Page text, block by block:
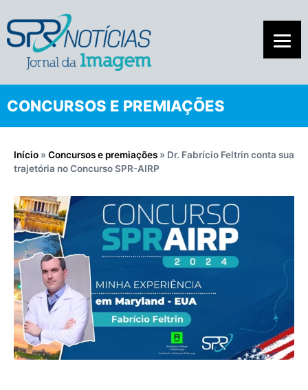
CONCURSOS E PREMIAÇÕES
Início » Concursos e premiações » Dr. Fabrício Feltrin conta sua
trajetória no Concurso SPR-AIRP